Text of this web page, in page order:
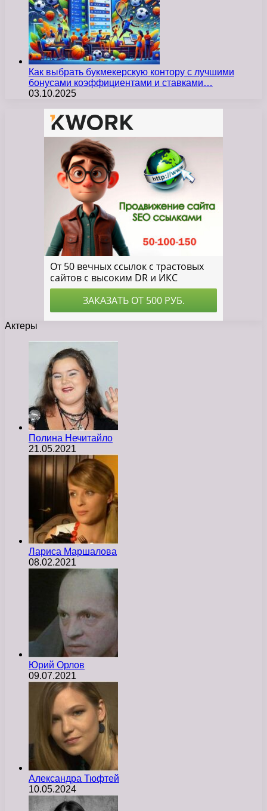
Как выбрать букмекерскую контору с лучшими
бонусами коэффициентами и ставками…
03.10.2025
Актеры
Полина Нечитайло
21.05.2021
Лариса Маршалова
08.02.2021
Юрий Орлов
09.07.2021
Александра Тюфтей
10.05.2024